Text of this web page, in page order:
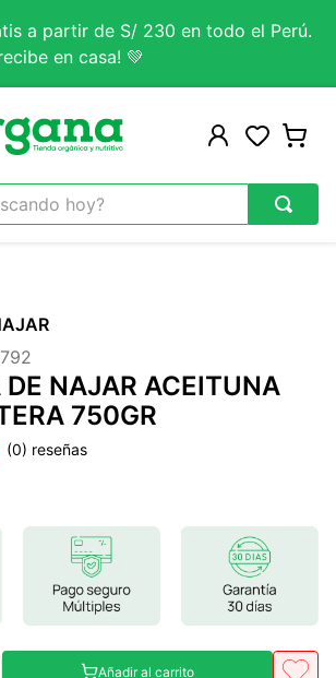
a partir de S/ 230 en todo el Perú.
en casa! 💚
hoy?
DE NAJAR ACEITUNA
750GR
(0)
Añadir al carrito